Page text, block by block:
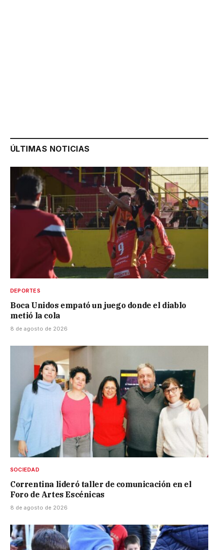
ÚLTIMAS NOTICIAS
DEPORTES
Boca Unidos empató un juego donde el diablo
metió la cola
8 de agosto de 2026
SOCIEDAD
Correntina lideró taller de comunicación en el
Foro de Artes Escénicas
8 de agosto de 2026